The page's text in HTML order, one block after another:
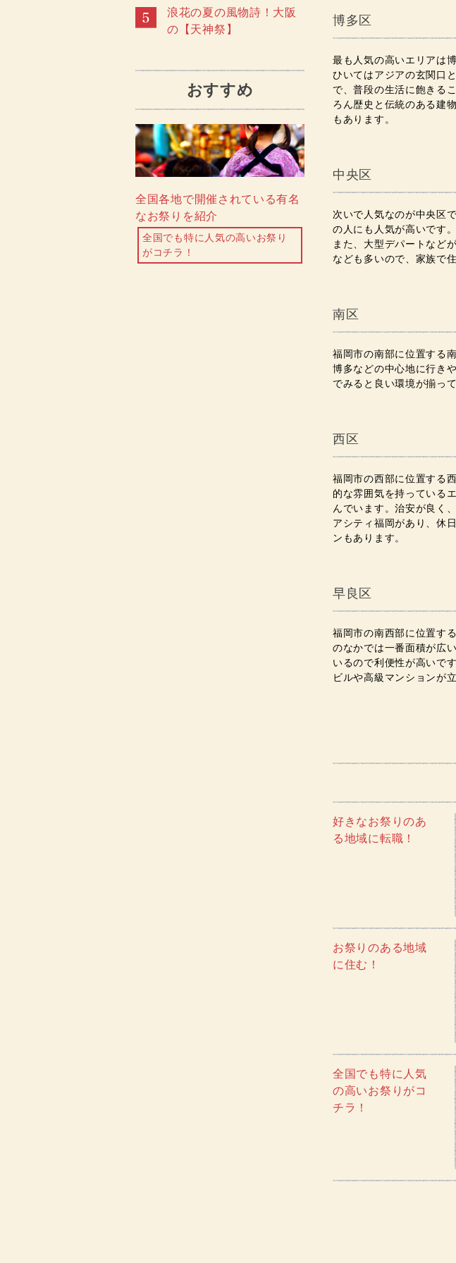
博多区
最も人気の高いエリアは
ひいてはアジアの玄関口
で、普段の生活に飽きる
ろん歴史と伝統のある建
もあります。
中央区
次いで人気なのが中央区
の人にも人気が高いです
また、大型デパートなど
なども多いので、家族で
南区
福岡市の南部に位置する
博多などの中心地に行き
でみると良い環境が揃っ
西区
福岡市の西部に位置する
的な雰囲気を持っている
んでいます。治安が良く
アシティ福岡があり、休
ンもあります。
早良区
福岡市の南西部に位置す
のなかでは一番面積が広
いるので利便性が高いで
ビルや高級マンションが
好きなお祭りのあ
る地域に転職！
お祭りのある地域
に住む！
全国でも特に人気
の高いお祭りがコ
チラ！
浪花の夏の風物詩！大阪
の【天神祭】
おすすめ
全国各地で開催されている有名
なお祭りを紹介
全国でも特に人気の高いお祭り
がコチラ！